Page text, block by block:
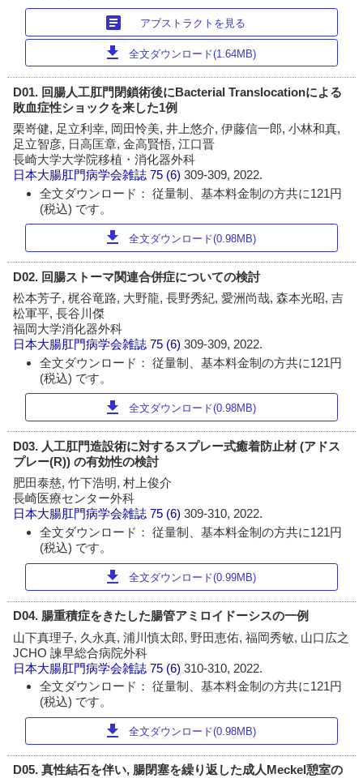
article アブストラクトを見る
download 全文ダウンロード(1.64MB)
D01. 回腸人工肛門閉鎖術後にBacterial Translocationによる
敗血症性ショックを来した1例
栗嵜健, 足立利幸, 岡田怜美, 井上悠介, 伊藤信一郎, 小林和真,
足立智彦, 日高匡章, 金高賢悟, 江口晋
長崎大学大学院移植・消化器外科
日本大腸肛門病学会雑誌 75 (6)309-309, 2022.
全文ダウンロード： 従量制、基本料金制の方共に121円
(税込) です。
download 全文ダウンロード(0.98MB)
D02. 回腸ストーマ関連合併症についての検討
松本芳子, 梶谷竜路, 大野龍, 長野秀紀, 愛洲尚哉, 森本光昭, 吉
松軍平, 長谷川傑
福岡大学消化器外科
日本大腸肛門病学会雑誌 75 (6)309-309, 2022.
全文ダウンロード： 従量制、基本料金制の方共に121円
(税込) です。
download 全文ダウンロード(0.98MB)
D03. 人工肛門造設術に対するスプレー式癒着防止材 (アドス
プレー(R)) の有効性の検討
肥田泰慈, 竹下浩明, 村上俊介
長崎医療センター外科
日本大腸肛門病学会雑誌 75 (6)309-310, 2022.
全文ダウンロード： 従量制、基本料金制の方共に121円
(税込) です。
download 全文ダウンロード(0.99MB)
D04. 腸重積症をきたした腸管アミロイドーシスの一例
山下真理子, 久永真, 浦川慎太郎, 野田恵佑, 福岡秀敏, 山口広之
JCHO 諫早総合病院外科
日本大腸肛門病学会雑誌 75 (6)310-310, 2022.
全文ダウンロード： 従量制、基本料金制の方共に121円
(税込) です。
download 全文ダウンロード(0.98MB)
D05. 真性結石を伴い, 腸閉塞を繰り返した成人Meckel憩室の